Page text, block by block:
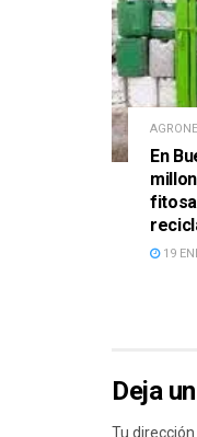
En
19
Deja
Tu